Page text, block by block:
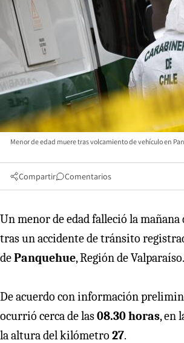
Menor de edad muere tras volcamiento de vehículo en
Compartir Comentarios
Un menor de edad falleció la mañana
tras un accidente de tránsito
dePanquehue, Región de Valparaíso.
De acuerdo con información
ocurrió cerca de las08.30 horas, en
la altura del kilómetro 27.